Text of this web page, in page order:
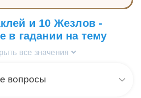
и 10 Жезлов -
в гадании на тему
все значения
вопросы